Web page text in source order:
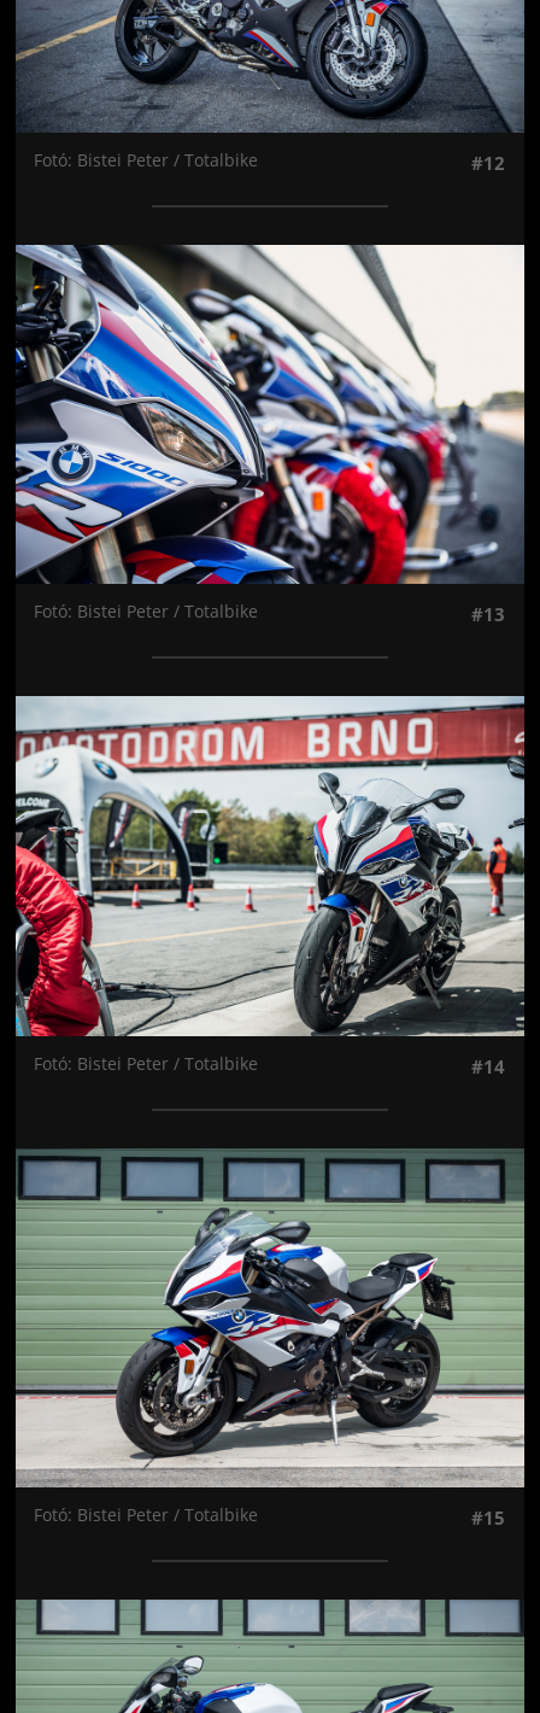
Fotó: Bistei Peter / Totalbike #12
Jön még kép!
Fotó: Bistei Peter / Totalbike #13
Jön még kép!
Fotó: Bistei Peter / Totalbike #14
Jön még kép!
Fotó: Bistei Peter / Totalbike #15
Jön még kép!